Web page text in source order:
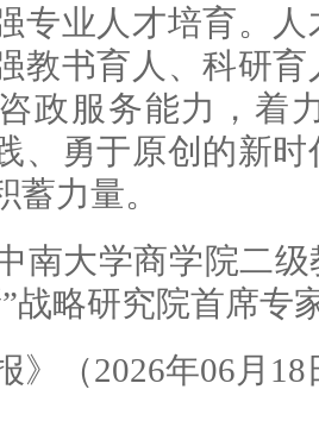
专业人才培育。
教书育人、科研
政服务能力，着
、勇于原创的新
蓄力量。
南大学商学院二
战略研究院首席专
》（2026年06月